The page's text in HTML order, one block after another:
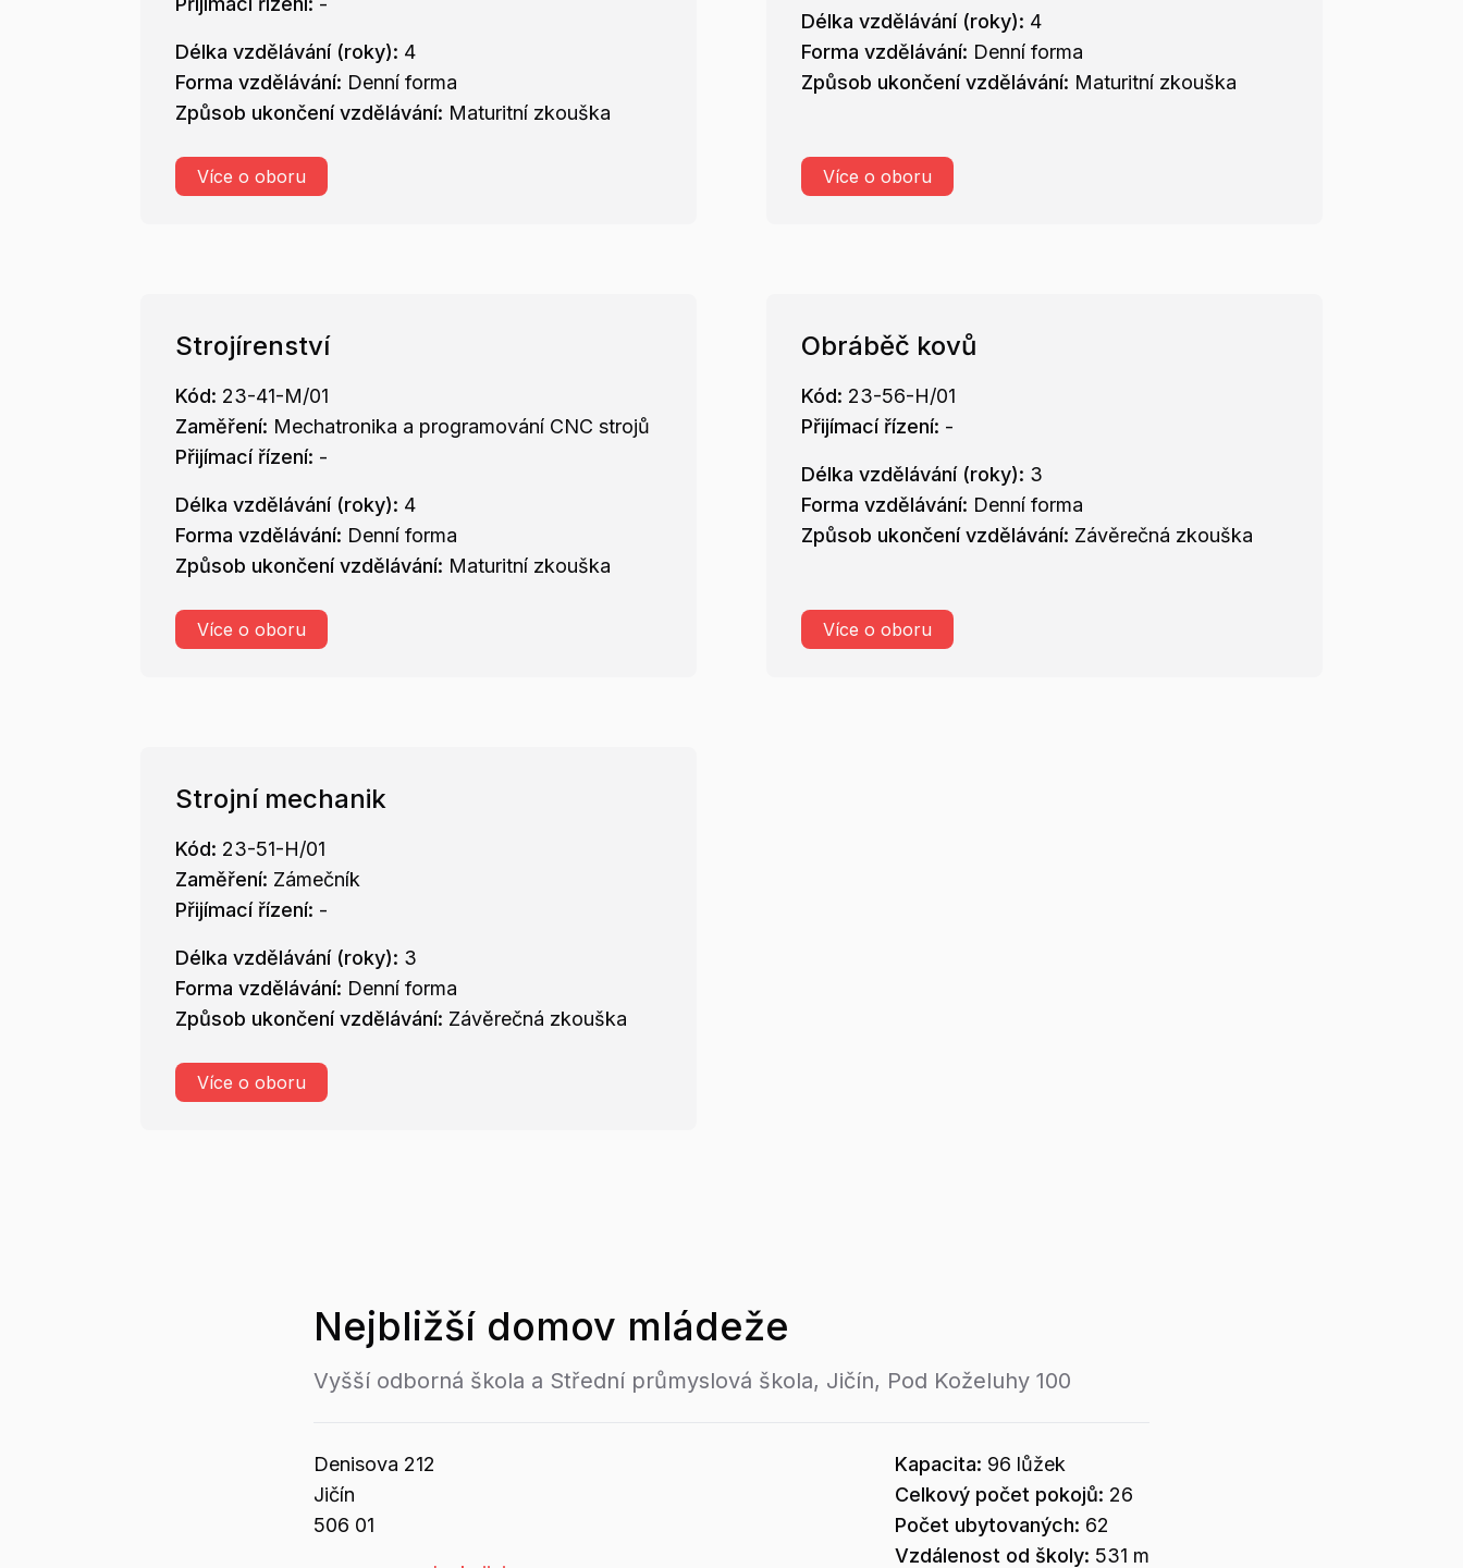
Délka vzdělávání (roky): 4
Forma vzdělávání: Denní forma
Způsob ukončení vzdělávání: Maturitní zkouška
Více o oboru
Délka vzdělávání (roky): 4
Forma vzdělávání: Denní forma
Způsob ukončení vzdělávání: Maturitní zkouška
Více o oboru
Strojírenství
Kód: 23-41-M/01
Zaměření: Mechatronika a programování CNC strojů
Přijímací řízení: -
Délka vzdělávání (roky): 4
Forma vzdělávání: Denní forma
Způsob ukončení vzdělávání: Maturitní zkouška
Více o oboru
Obráběč kovů
Kód: 23-56-H/01
Přijímací řízení: -
Délka vzdělávání (roky): 3
Forma vzdělávání: Denní forma
Způsob ukončení vzdělávání: Závěrečná zkouška
Více o oboru
Strojní mechanik
Kód: 23-51-H/01
Zaměření: Zámečník
Přijímací řízení: -
Délka vzdělávání (roky): 3
Forma vzdělávání: Denní forma
Způsob ukončení vzdělávání: Závěrečná zkouška
Více o oboru
Nejbližší domov mládeže
Vyšší odborná škola a Střední průmyslová škola, Jičín, Pod Koželuhy 100
Denisova 212
Jičín
506 01
Kapacita: 96 lůžek
Celkový počet pokojů: 26
Počet ubytovaných: 62
Vzdálenost od školy: 531 m